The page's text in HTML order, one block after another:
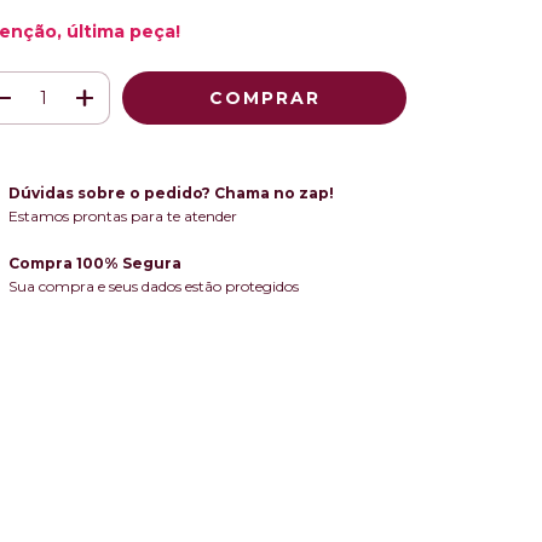
última peça!
Dúvidas sobre o pedido? Chama no zap!
Estamos prontas para te atender
Compra 100% Segura
Sua compra e seus dados estão protegidos